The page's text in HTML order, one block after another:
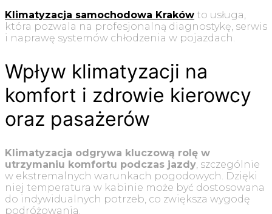
Klimatyzacja samochodowa Kraków to usługa,
która pozwala na profesjonalną diagnostykę, serwis
i naprawę systemów chłodzenia w pojazdach.
Wpływ klimatyzacji na
komfort i zdrowie kierowcy
oraz pasażerów
Klimatyzacja odgrywa kluczową rolę w
utrzymaniu komfortu podczas jazdy, szczególnie
w ekstremalnych warunkach pogodowych. Dzięki
niej temperatura w kabinie może być dostosowana
do indywidualnych potrzeb, co zwiększa wygodę
podróżowania.